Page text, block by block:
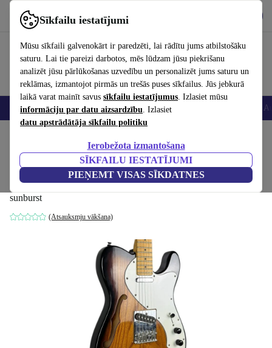
Sīkfailu iestatījumi
Mūsu sīkfaili galvenokārt ir paredzēti, lai rādītu jums atbilstošāku
saturu. Lai tie pareizi darbotos, mēs lūdzam jūsu piekrišanu
analizēt jūsu pārlūkošanas uzvedību un personalizēt jums saturu un
reklāmas, izmantojot pirmās un trešās puses sīkfailus. Jūs jebkurā
laikā varat mainīt savus sīkfailu iestatījumus. Izlasiet mūsu
informāciju par datu aizsardzību. Izlasiet
datu apstrādātāja sīkfailu politiku
Ierobežota izmantošana
SĪKFAILU IESTATĪJUMI
PIEŅEMT VISAS SĪKDATNES
Izmantojiet refurbed ātri un viegli
Viedtālruņi Portatīvie datori Planšetes Viedpulksteņi
Cheri Telecaster Thinline -
Sunburst
sunburst
(Atsauksmju vākšana)
485,99 €